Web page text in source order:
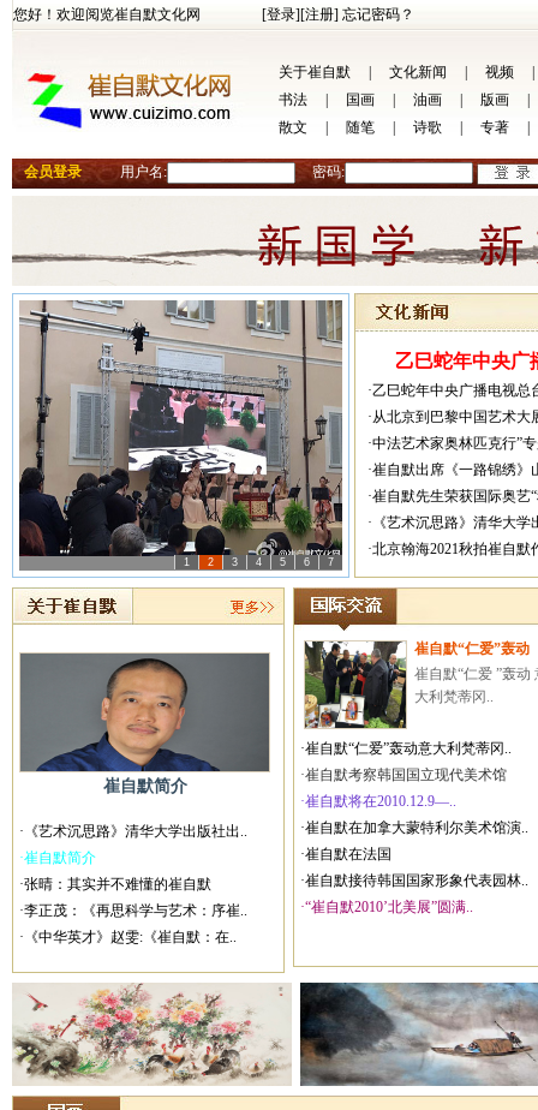
您好！欢迎阅览崔自默文化网 [登录][注册] 忘记密码？
关于崔自默 文化新闻 视频
书法
国画 油画 版画
散文
随笔 诗歌 专著
会员登录 用户名: 密码:
1 2 3 4 5 6 7
乙巳蛇年中央广
·乙巳蛇年中央广播电视总
·从北京到巴黎中国艺术
·中法艺术家奥林匹克行”
·崔自默出席《一路锦绣》
·崔自默先生荣获国际奥艺
·《艺术沉思路》清华大学
·北京翰海2021秋拍崔自默
崔自默简介
·《艺术沉思路》清华大学出版社出..
·崔自默简介
·张晴：其实并不难懂的崔自默
·李正茂：《再思科学与艺术：序崔..
·《中华英才》赵雯:《崔自默：在..
崔自默“仁爱”轰动
崔自默“仁爱 ”轰动
大利梵蒂冈..
·崔自默“仁爱”轰动意大利梵蒂冈..
·崔自默考察韩国国立现代美术馆
·崔自默将在2010.12.9—..
·崔自默在加拿大蒙特利尔美术馆演..
·崔自默在法国
·崔自默接待韩国国家形象代表园林..
·“崔自默2010’北美展”圆满..